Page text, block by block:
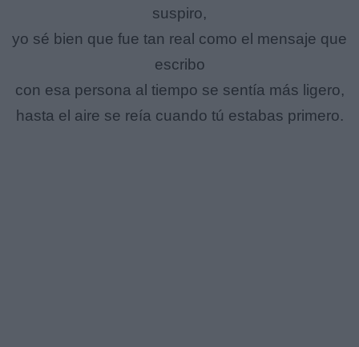
suspiro,
yo sé bien que fue tan real como el mensaje que
escribo
con esa persona al tiempo se sentía más ligero,
hasta el aire se reía cuando tú estabas primero.